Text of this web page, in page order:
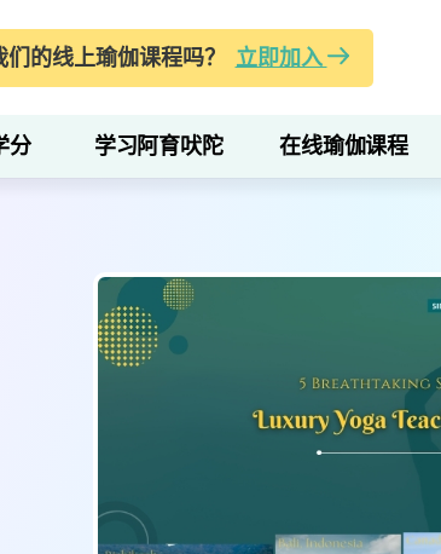
的线上瑜伽课程吗？ 立即加入
分 学习阿育吠陀 在线瑜伽课程